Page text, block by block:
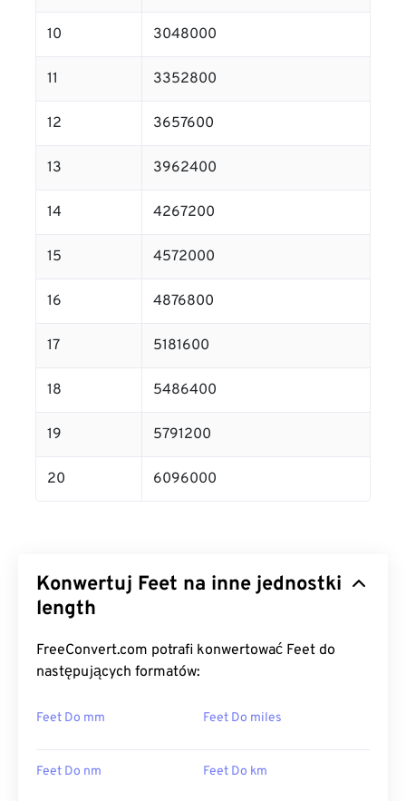
10 3048000
11 3352800
12 3657600
13 3962400
14 4267200
15 4572000
16 4876800
17 5181600
18 5486400
19 5791200
20 6096000
Konwertuj Feet na inne jednostki
length
FreeConvert.com potrafi konwertować Feet do
następujących formatów:
Feet Do mm Feet Do miles
Feet Do nm Feet Do km